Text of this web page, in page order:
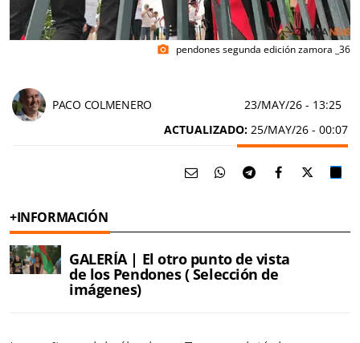
photo_camera pendones segunda edición zamora _36
PACO COLMENERO 23/MAY/26 - 13:25
ACTUALIZADO: 25/MAY/26 - 00:07
+INFORMACIÓN
GALERÍA | El otro punto de vista
de los Pendones ( Selección de
imágenes)